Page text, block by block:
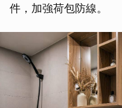
件，加強荷包防線。